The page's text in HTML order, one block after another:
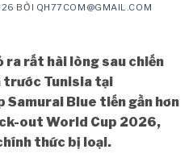
BỞI QH77COM@GMAIL.COM
ra rất hài lòng sau chiến
trước Tunisia tại
Blue tiến gần hơn
out World Cup 2026,
thức bị loại.